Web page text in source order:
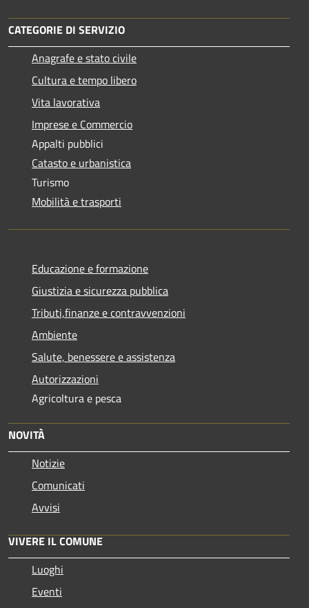
CATEGORIE DI SERVIZIO
Anagrafe e stato civile
Cultura e tempo libero
Vita lavorativa
Imprese e Commercio
Appalti pubblici
Catasto e urbanistica
Turismo
Mobilità e trasporti
Educazione e formazione
Giustizia e sicurezza pubblica
Tributi,finanze e contravvenzioni
Ambiente
Salute, benessere e assistenza
Autorizzazioni
Agricoltura e pesca
NOVITÀ
Notizie
Comunicati
Avvisi
VIVERE IL COMUNE
Luoghi
Eventi